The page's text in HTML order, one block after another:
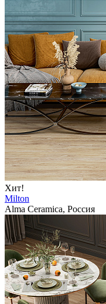
Хит!
Milton
Alma Ceramica, Россия